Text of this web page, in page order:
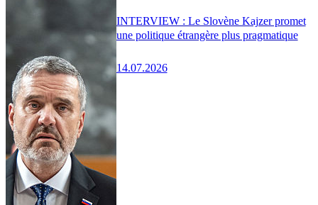
INTERVIEW : Le Slovène Kajzer promet
une politique étrangère plus pragmatique
14.07.2026